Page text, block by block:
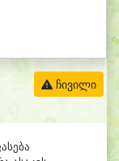
ჩივილი